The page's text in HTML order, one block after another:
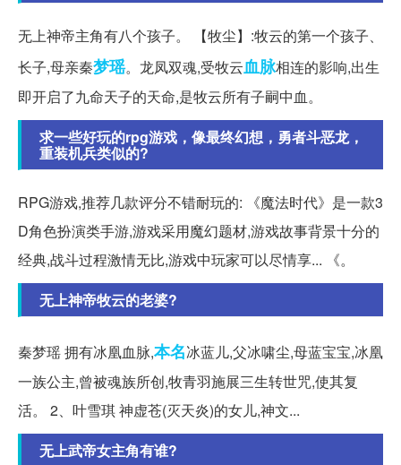
无上神帝主角有八个孩子。 【牧尘】:牧云的第一个孩子、
长子,母亲秦梦瑶。龙凤双魂,受牧云血脉相连的影响,出生
即开启了九命天子的天命,是牧云所有子嗣中血。
求一些好玩的rpg游戏，像最终幻想，勇者斗恶龙，
重装机兵类似的?
RPG游戏,推荐几款评分不错耐玩的: 《魔法时代》是一款3
D角色扮演类手游,游戏采用魔幻题材,游戏故事背景十分的
经典,战斗过程激情无比,游戏中玩家可以尽情享... 《。
无上神帝牧云的老婆?
秦梦瑶 拥有冰凰血脉,本名冰蓝儿,父冰啸尘,母蓝宝宝,冰凰
一族公主,曾被魂族所创,牧青羽施展三生转世咒,使其复
活。 2、叶雪琪 神虚苍(灭天炎)的女儿,神文...
无上武帝女主角有谁?